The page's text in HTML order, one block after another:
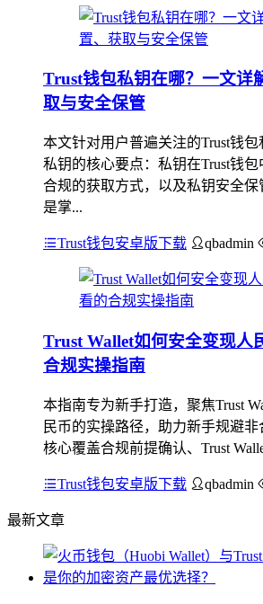
Trust钱包私钥在哪？一文详
取与安全保管
本文针对用户普遍关注的Trust钱
私钥的核心要点：私钥在Trust钱包
合规的获取方式，以及私钥安全保
是掌...
Trust钱包安卓版下载 qbadmin
Trust Wallet如何安全变现人
合规实操指南
本指南专为新手打造，聚焦Trust
民币的实操路径，助力新手规避
核心覆盖合规前提确认、Trust
Trust钱包安卓版下载 qbadmin
最新文章